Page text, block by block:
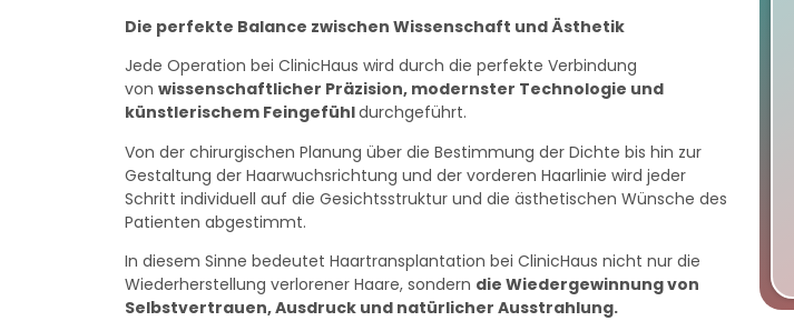
Die perfekte Balance zwischen Wissenschaft und Ästhetik
Jede Operation bei ClinicHaus wird durch die perfekte Verbindung
von wissenschaftlicher Präzision, modernster Technologie und
künstlerischem Feingefühldurchgeführt.
Von der chirurgischen Planung über die Bestimmung der Dichte bis hin zur
Gestaltung der Haarwuchsrichtung und der vorderen Haarlinie wird jeder
Schritt individuell auf die Gesichtsstruktur und die ästhetischen Wünsche des
Patienten abgestimmt.
In diesem Sinne bedeutet Haartransplantation bei ClinicHaus nicht nur die
Wiederherstellung verlorener Haare, sondern die Wiedergewinnung von
Selbstvertrauen, Ausdruck und natürlicher Ausstrahlung.